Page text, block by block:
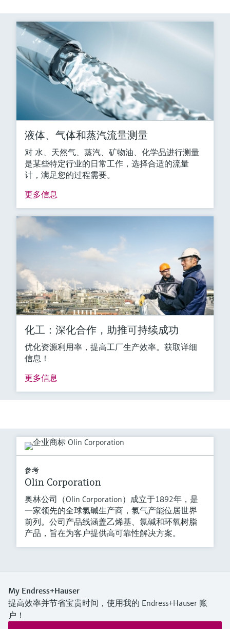
液体、气体和蒸汽流量测量
对 水、天然气、蒸汽、矿物油、化学品进行测量
是某些特定行业的日常工作，选择合适的流量
计，满足您的过程需要。
更多信息
化工：深化合作，助推可持续成功
优化资源利用率，提高工厂生产效率。获取详细
信息！
更多信息
参考
Olin Corporation
奥林公司（Olin Corporation）成立于1892年，是
一家领先的全球氯碱生产商，氯气产能位居世界
前列。公司产品线涵盖乙烯基、氯碱和环氧树脂
产品，旨在为客户提供高可靠性解决方案。
My Endress+Hauser
提高效率并节省宝贵时间，使用我的 Endress+Hauser 账
户！